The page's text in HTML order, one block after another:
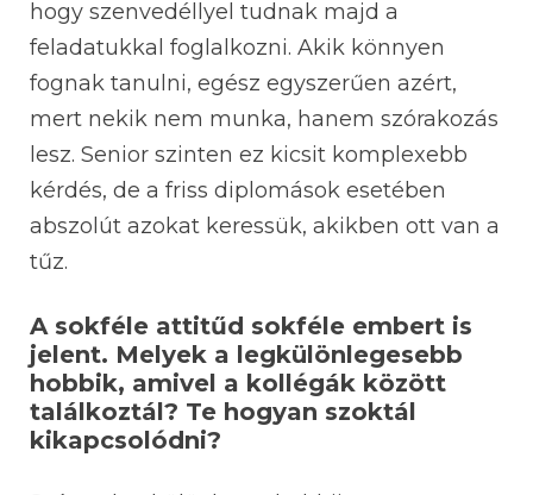
hogy szenvedéllyel tudnak majd a
feladatukkal foglalkozni. Akik könnyen
fognak tanulni, egész egyszerűen azért,
mert nekik nem munka, hanem szórakozás
lesz. Senior szinten ez kicsit komplexebb
kérdés, de a friss diplomások esetében
abszolút azokat keressük, akikben ott van a
tűz.
A sokféle attitűd sokféle embert is
jelent. Melyek a legkülönlegesebb
hobbik, amivel a kollégák között
találkoztál? Te hogyan szoktál
kikapcsolódni?